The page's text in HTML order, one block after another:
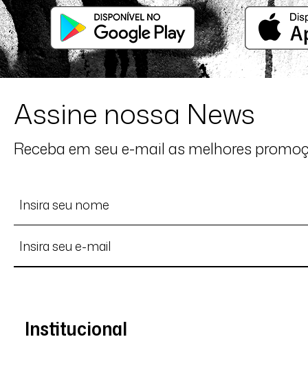
Assine nossa News
Receba em seu e-mail as melhores
Institucional